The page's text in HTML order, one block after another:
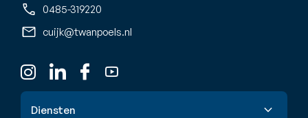
0485-319220
cuijk@twanpoels.nl
Diensten